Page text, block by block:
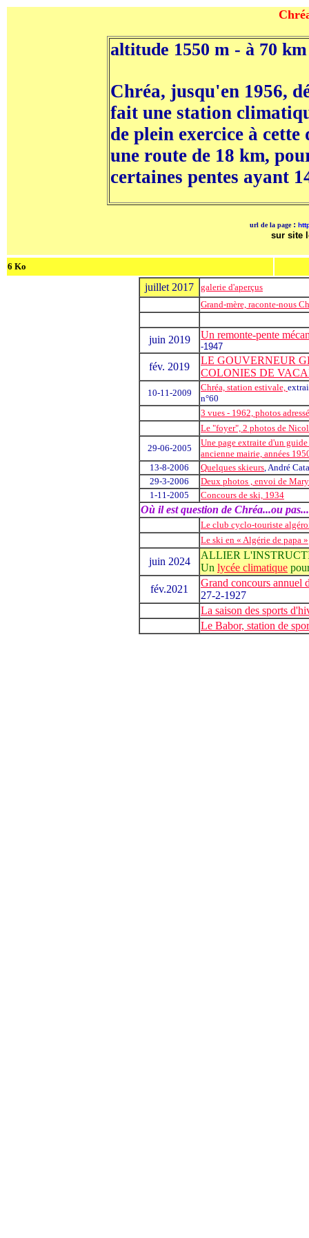
altitude 1550 m - à 70
Chréa, jusqu'en 1956,
fait une station
de plein exercice à
une route de 18 km,
certaines pentes ayant
url de la page:
sur site
6 Ko
juillet 2017
galerie d'aperçus
Grand-mère, raconte-nous
juin 2019 Un remonte-pente
-1947
fév. 2019
LE GOUVERNEUR
COLONIES DE
10-11-2009
Chréa, station estivale,
n°60
3 vues - 1962, photos
Le "foyer", 2 photos de
29-06-2005
Une page extraite d'un
ancienne mairie, années
13-8-2006
Quelques skieurs, André
29-3-2006
Deux photos , envoi de
1-11-2005
Concours de ski, 1934
Où il est question de Chréa...ou pas...
Le club cyclo-touriste
Le ski en « Algérie de papa »
juin 2024
ALLIER
Un lycée climatique
fév.2021
Grand concours annuel
27-2-1927
La saison des sports
Le Babor, station de